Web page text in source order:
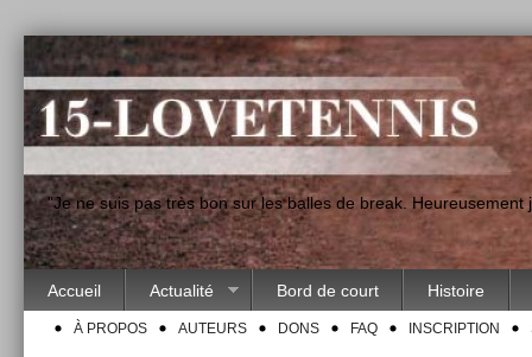
"Je ne suis pas très bon sur les balles de break.
Accueil Actualité Bord de court Histoire
À PROPOS AUTEURS DONS FAQ INSCRIPTION